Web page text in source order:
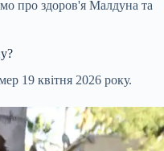
про здоров'я Малдуна та
19 квітня 2026 року.